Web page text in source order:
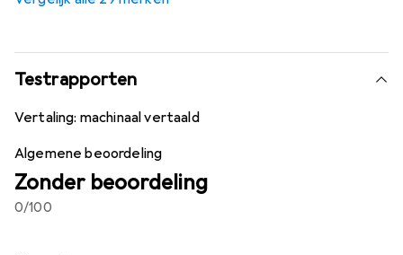
Testrapporten
Vertaling: machinaal vertaald
Algemene beoordeling
Zonder beoordeling
0/100